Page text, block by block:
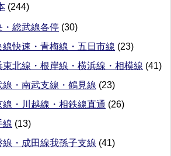
(244)
・総武線各停 (30)
線快速・青梅線・五日市線 (23)
東北線・根岸線・横浜線・相模線 (41)
線・南武支線・鶴見線 (23)
線・川越線・相鉄線直通 (26)
線 (13)
線・成田線我孫子支線 (41)